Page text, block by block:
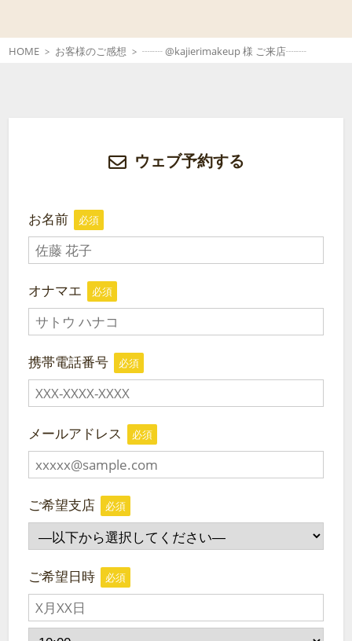
HOME お客様のご感想 ┈┈ @kajierimakeup 様 ご来店┈┈
ウェブ予約する
お名前 必須
オナマエ 必須
携帯電話番号 必須
メールアドレス 必須
ご希望支店 必須
ご希望日時 必須